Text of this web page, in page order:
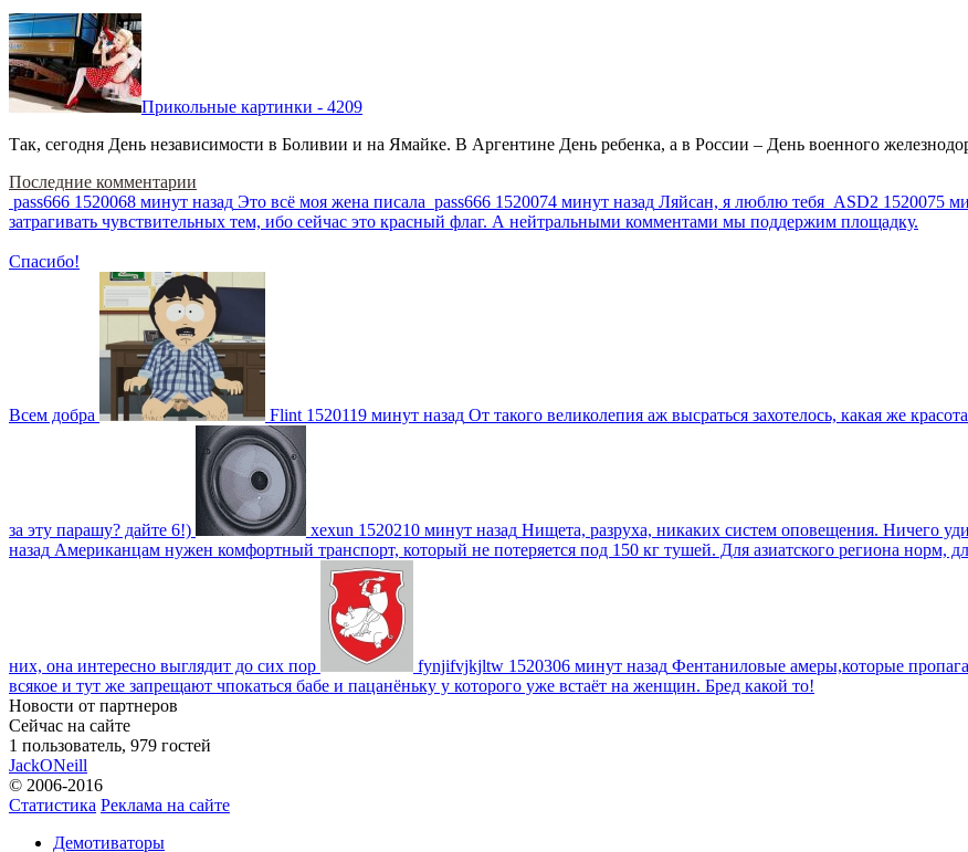
Прикольные картинки - 4209
Так, сегодня День независимости в Боливии и на Ямайке. В Аргентине День ребенка, а в России – День военного
Последние комментарии
pass666 1520068 минут назад Это всё моя жена писала pass666 1520074 минут назад Ляйсан, я люблю тебя ASD2 1520075
затрагивать чувствительных тем, ибо сейчас это красный флаг. А нейтральными комментами мы поддержим площадку.
Спасибо!
Всем добра Flint 1520119 минут назад От такого великолепия аж высраться захотелось, какая же
за эту парашу? дайте 6!) xexun 1520210 минут назад Нищета, разруха, никаких систем оповещения. Ничего
назад Американцам нужен комфортный транспорт, который не потеряется под 150 кг тушей. Для азиатского региона норм,
них, она интересно выглядит до сих пор fynjifvjkjltw 1520306 минут назад Фентаниловые амеры,которые
всякое и тут же запрещают чпокаться бабе и пацанёньку у которого уже встаёт на женщин. Бред какой то!
Новости от партнеров
Сейчас на сайте
1 пользователь, 979 гостей
JackONeill
© 2006-2016
Статистика Реклама на сайте
Демотиваторы